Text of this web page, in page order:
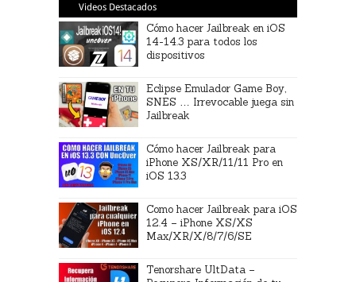
Videos Destacados
Cómo hacer Jailbreak en iOS
14-14.3 para todos los
dispositivos
Eclipse Emulador Game Boy,
SNES … Irrevocable juega sin
Jailbreak
Cómo hacer Jailbreak para
iPhone XS/XR/11/11 Pro en
iOS 13.3
Como hacer Jailbreak para iOS
12.4 – iPhone XS/XS
Max/XR/X/8/7/6/SE
Tenorshare UltData –